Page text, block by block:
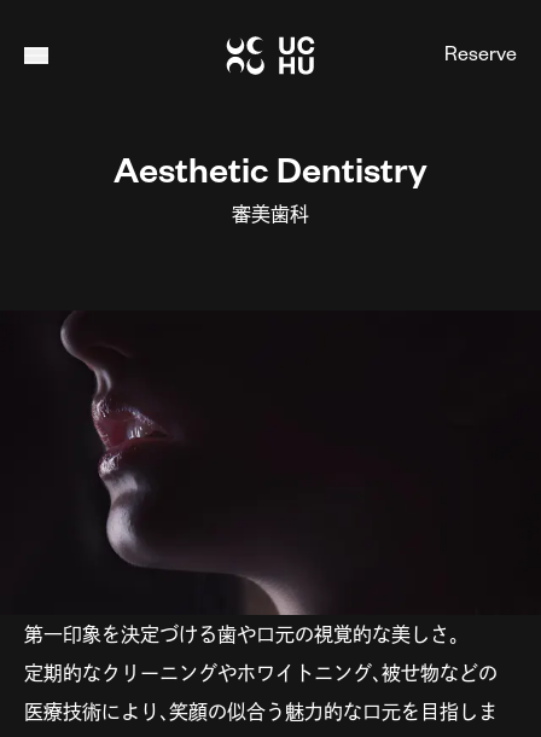
Menu button Reserve/
Story of UCHU
Prevention & Treatment
当院について
Information
インフォメーション
Contact
Reserve
Aesthetic Dentistry
審美歯科
第一印象を決定づける歯や口元の視覚的な美しさ。
定期的なクリーニングやホワイトニング、被せ物などの
医療技術により、笑顔の似合う魅力的な口元を目指しま